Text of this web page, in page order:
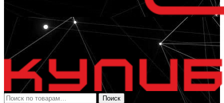
Искать:
Поиск